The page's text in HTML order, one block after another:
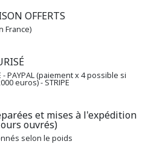
OFFERTS
France)
- PAYPAL (paiement x 4 possible si
euros) - STRIPE
et mises à l'expédition
ouvrés)
selon le poids